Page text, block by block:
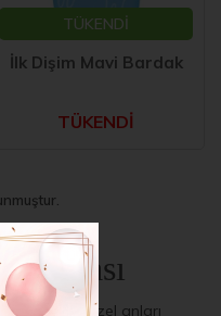
TÜKENDİ
İlk Dişim Mavi Bardak
TÜKENDİ
Teması
ve özel anları